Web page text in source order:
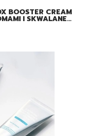
BOOSTER CREAM
I SKWALANEM,